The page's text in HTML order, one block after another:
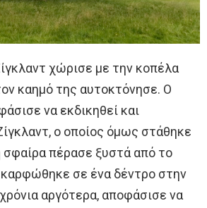
χώρισε με την κοπέλα
καημό της αυτοκτόνησε. Ο
να εκδικηθεί και
ο οποίος όμως στάθηκε
πέρασε ξυστά από το
σε ένα δέντρο στην
αργότερα, αποφάσισε να